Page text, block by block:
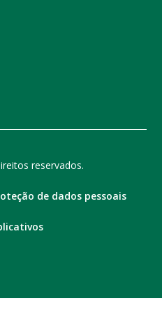
reservados.
de dados pessoais